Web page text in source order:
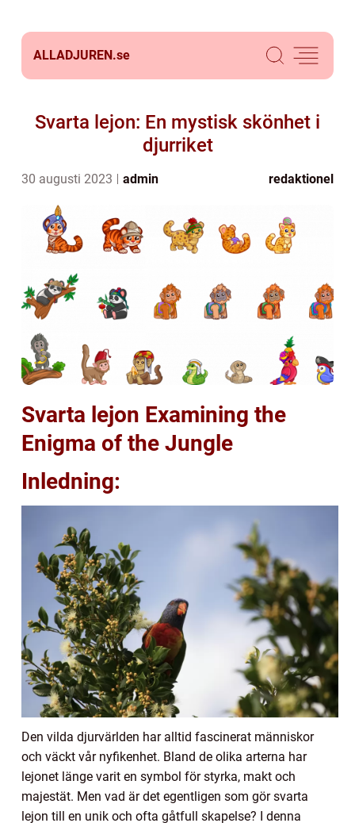
ALLADJUREN.se
Svarta lejon: En mystisk skönhet i
djurriket
30 augusti 2023 admin redaktionel
Svarta lejon Examining the
Enigma of the Jungle
Inledning:
Den vilda djurvärlden har alltid fascinerat människor
och väckt vår nyfikenhet. Bland de olika arterna har
lejonet länge varit en symbol för styrka, makt och
majestät. Men vad är det egentligen som gör svarta
lejon till en unik och ofta gåtfull skapelse? I denna